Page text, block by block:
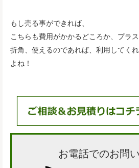
もし売る事ができれば、
こちらも費用がかかるどころか、プラス
折角、使えるのであれば、利用してく
よね！
お電話でのお問